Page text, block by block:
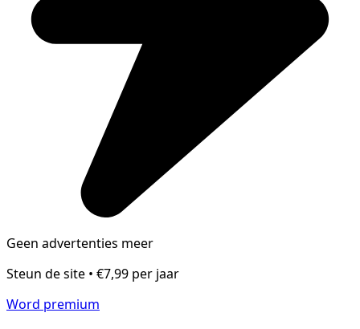
Geen advertenties meer
Steun de site • €7,99 per jaar
Word premium